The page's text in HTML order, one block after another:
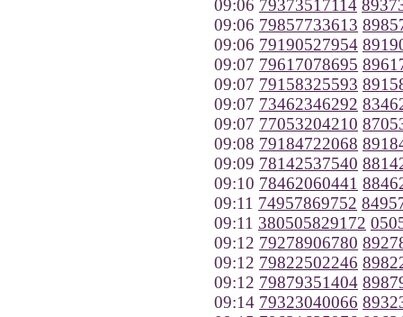
09:06 79373517114
09:06 79857733613
09:06 79190527954
09:07 79617078695
09:07 79158325593
09:07 73462346292
09:07 77053204210
09:08 79184722068
09:09 78142537540
09:10 78462060441
09:11 74957869752
09:11 380505829172
09:12 79278906780
09:12 79822502246
09:12 79879351404
09:14 79323040066